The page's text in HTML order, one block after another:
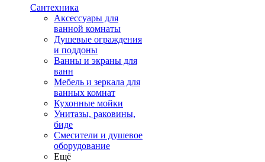
Сантехника
Аксессуары для
ванной комнаты
Душевые ограждения
и поддоны
Ванны и экраны для
ванн
Мебель и зеркала для
ванных комнат
Кухонные мойки
Унитазы, раковины,
биде
Смесители и душевое
оборудование
Ещё